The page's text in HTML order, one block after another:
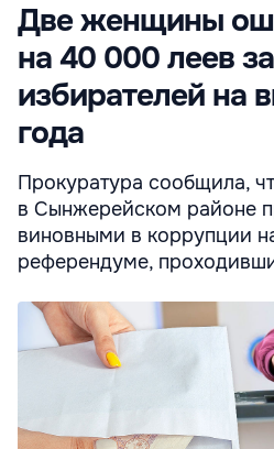
Две женщины
на 40 000 леев
избирателей на
года
Прокуратура сообщила,
в Сынжерейском районе
виновными в коррупции
референдуме,